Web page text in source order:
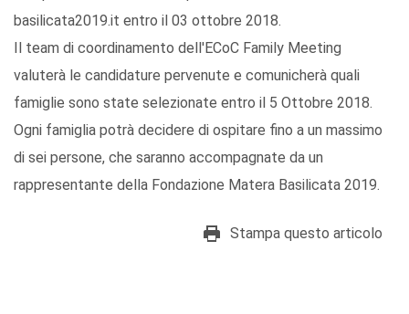
basilicata2019.it entro il 03 ottobre 2018.
Il team di coordinamento dell'ECoC Family Meeting
valuterà le candidature pervenute e comunicherà quali
famiglie sono state selezionate entro il 5 Ottobre 2018.
Ogni famiglia potrà decidere di ospitare fino a un massimo
di sei persone, che saranno accompagnate da un
rappresentante della Fondazione Matera Basilicata 2019.
Stampa questo articolo